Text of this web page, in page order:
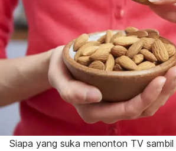
Siapa yang suka menonton TV sambil